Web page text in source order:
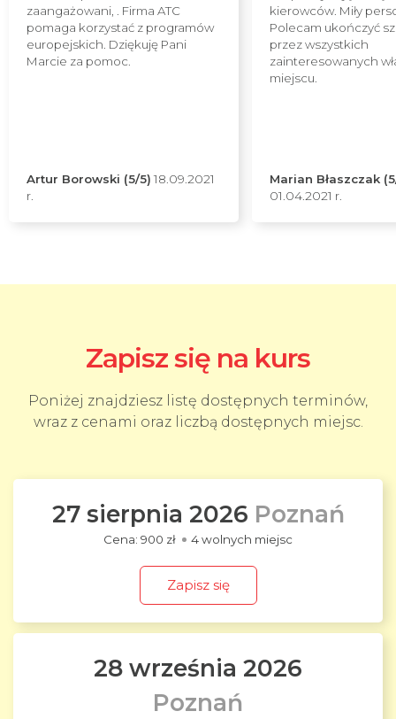
zaangażowani, . Firma ATC
pomaga korzystać z programów
europejskich. Dziękuję Pani
Marcie za pomoc.
Artur Borowski (5/5) 18.09.2021
r.
kierowców. Miły
Polecam ukończyć
przez wszystkich
zainteresowanych
miejscu.
Marian Błaszczak
01.04.2021 r.
Zapisz się na kurs
Poniżej znajdziesz listę dostępnych terminów,
wraz z cenami oraz liczbą dostępnych miejsc.
27 sierpnia 2026 Poznań
900 zł 4 wolnych miejsc
Zapisz się
28 września 2026
Poznań